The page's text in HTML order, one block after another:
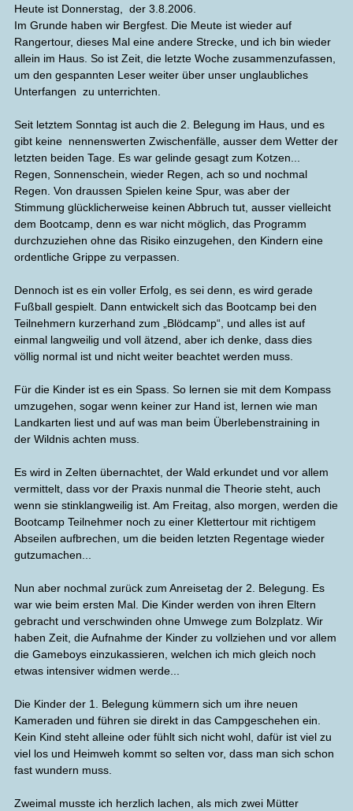
Heute ist Donnerstag, der 3.8.2006.
Im Grunde haben wir Bergfest. Die Meute ist wieder auf
Rangertour, dieses Mal eine andere Strecke, und ich bin wieder
allein im Haus. So ist Zeit, die letzte Woche zusammenzufassen,
um den gespannten Leser weiter über unser unglaubliches
Unterfangen zu unterrichten.
Seit letztem Sonntag ist auch die 2. Belegung im Haus, und es
gibt keine nennenswerten Zwischenfälle, ausser dem Wetter der
letzten beiden Tage. Es war gelinde gesagt zum Kotzen...
Regen, Sonnenschein, wieder Regen, ach so und nochmal
Regen. Von draussen Spielen keine Spur, was aber der
Stimmung glücklicherweise keinen Abbruch tut, ausser vielleicht
dem Bootcamp, denn es war nicht möglich, das Programm
durchzuziehen ohne das Risiko einzugehen, den Kindern eine
ordentliche Grippe zu verpassen.
Dennoch ist es ein voller Erfolg, es sei denn, es wird gerade
Fußball gespielt. Dann entwickelt sich das Bootcamp bei den
Teilnehmern kurzerhand zum „Blödcamp“, und alles ist auf
einmal langweilig und voll ätzend, aber ich denke, dass dies
völlig normal ist und nicht weiter beachtet werden muss.
Für die Kinder ist es ein Spass. So lernen sie mit dem Kompass
umzugehen, sogar wenn keiner zur Hand ist, lernen wie man
Landkarten liest und auf was man beim Überlebenstraining in
der Wildnis achten muss.
Es wird in Zelten übernachtet, der Wald erkundet und vor allem
vermittelt, dass vor der Praxis nunmal die Theorie steht, auch
wenn sie stinklangweilig ist. Am Freitag, also morgen, werden die
Bootcamp Teilnehmer noch zu einer Klettertour mit richtigem
Abseilen aufbrechen, um die beiden letzten Regentage wieder
gutzumachen...
Nun aber nochmal zurück zum Anreisetag der 2. Belegung. Es
war wie beim ersten Mal. Die Kinder werden von ihren Eltern
gebracht und verschwinden ohne Umwege zum Bolzplatz. Wir
haben Zeit, die Aufnahme der Kinder zu vollziehen und vor allem
die Gameboys einzukassieren, welchen ich mich gleich noch
etwas intensiver widmen werde...
Die Kinder der 1. Belegung kümmern sich um ihre neuen
Kameraden und führen sie direkt in das Campgeschehen ein.
Kein Kind steht alleine oder fühlt sich nicht wohl, dafür ist viel zu
viel los und Heimweh kommt so selten vor, dass man sich schon
fast wundern muss.
Zweimal musste ich herzlich lachen, als mich zwei Mütter